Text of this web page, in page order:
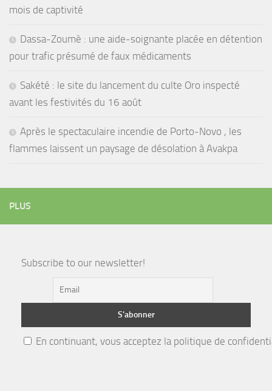
mois de captivité
Dassa-Zoumè : une aide-soignante placée en détention
pour trafic présumé de faux médicaments
Sakété : le site du lancement du culte Oro inspecté
avant les festivités du 16 août
Après le spectaculaire incendie de Porto-Novo , les
flammes laissent un paysage de désolation à Avakpa
PLUS
Subscribe to our newsletter!
En continuant, vous acceptez la politique de